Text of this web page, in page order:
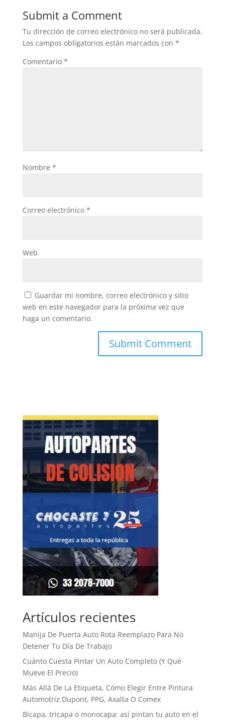
Submit a Comment
Tu dirección de correo electrónico no será publicada.
Los campos obligatorios están marcados con *
Comentario *
Nombre *
Correo electrónico *
Web
Guardar mi nombre, correo electrónico y sitio
web en este navegador para la próxima vez que
haga un comentario.
Artículos recientes
Manija De Puerta Auto Rota Reemplazo Para No
Detener Tu Día De Trabajo
Cuánto Cuesta Pintar Un Auto Completo (Y Qué
Mueve El Precio)
Más Allá De La Etiqueta, Cómo Elegir Entre Pintura
Automotriz Dupont, PPG, Axalta O Comex
Bicapa, tricapa o monocapa: así pintan tu auto en el